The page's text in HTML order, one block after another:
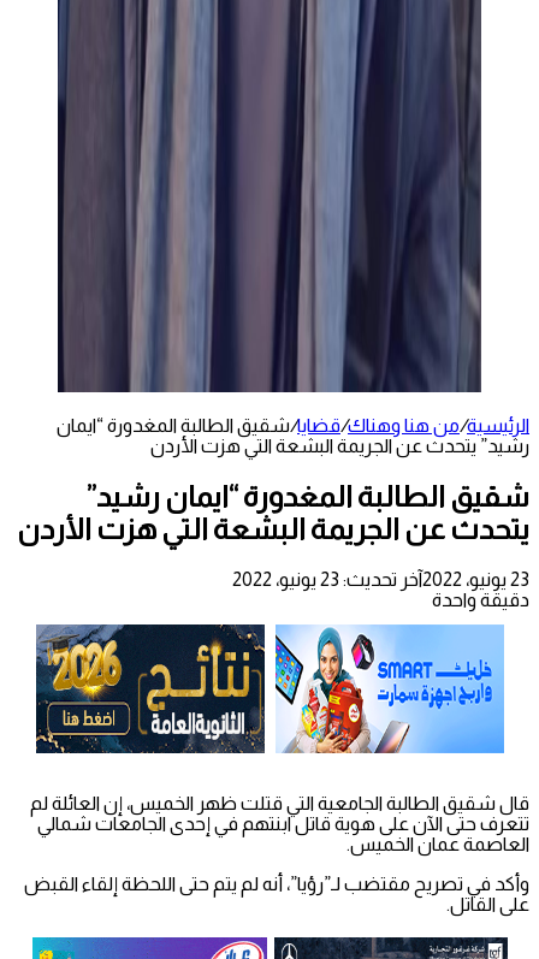
الرئيسية/من هنا وهناك/قضايا/شقيق الطالبة المغدورة “ايمان
رشيد” يتحدث عن الجريمة البشعة التي هزت الأردن
شقيق الطالبة المغدورة “ايمان رشيد”
يتحدث عن الجريمة البشعة التي هزت الأردن
23 يونيو، 2022
آخر تحديث: 23 يونيو، 2022
دقيقة واحدة
قال شقيق الطالبة الجامعية التي قتلت ظهر الخميس، إن العائلة لم
تتعرف حتى الآن على هوية قاتل ابنتهم في إحدى الجامعات شمالي
العاصمة عمان الخميس.
وأكد في تصريح مقتضب لـ”رؤيا”، أنه لم يتم حتى اللحظة إلقاء القبض
على القاتل.